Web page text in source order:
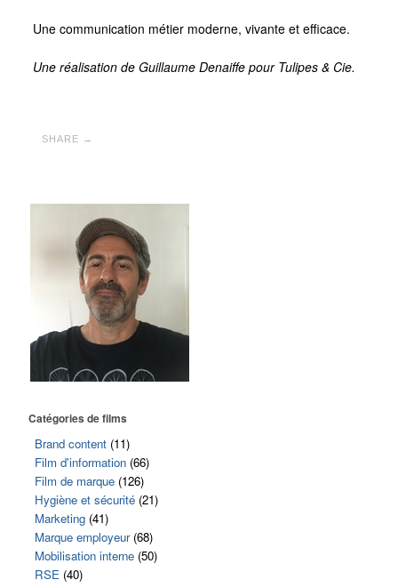
Une communication métier moderne, vivante et efficace.
Une réalisation de Guillaume Denaiffe pour Tulipes & Cie.
SHARE →
Catégories de films
Brand content (11)
Film d'information (66)
Film de marque (126)
Hygiène et sécurité (21)
Marketing (41)
Marque employeur(68)
Mobilisation interne (50)
RSE (40)